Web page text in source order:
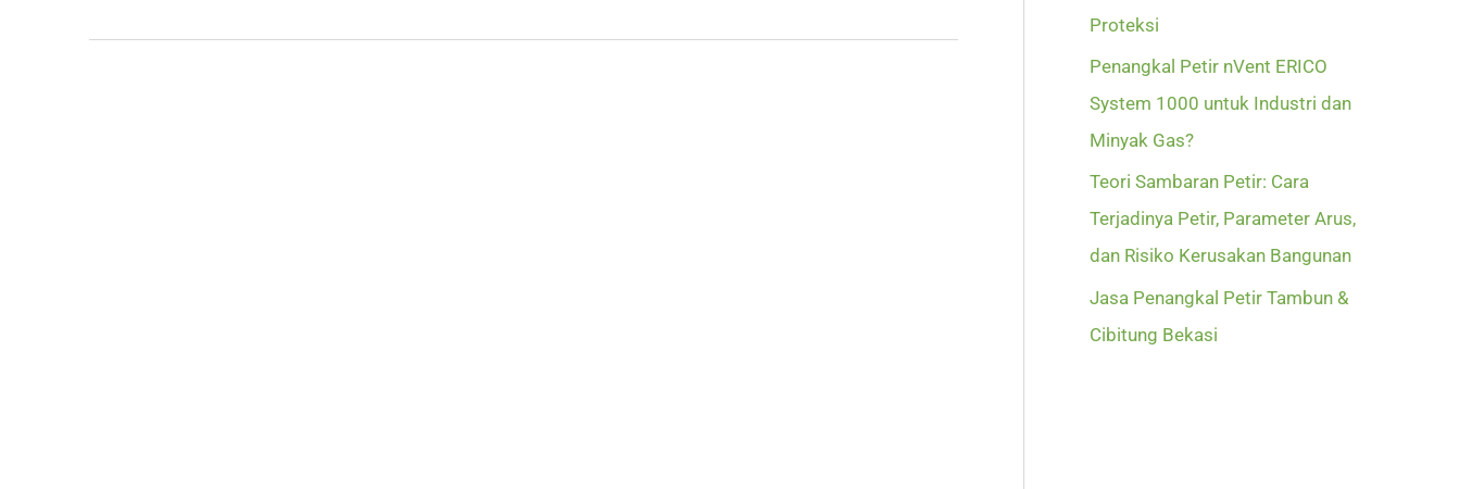
Wajib
Proteksi
Penangkal Petir nVent ERICO
System 1000 untuk Industri dan
Minyak Gas?
Teori Sambaran Petir: Cara
Terjadinya Petir, Parameter Arus,
dan Risiko Kerusakan Bangunan
Jasa Penangkal Petir Tambun &
Cibitung Bekasi